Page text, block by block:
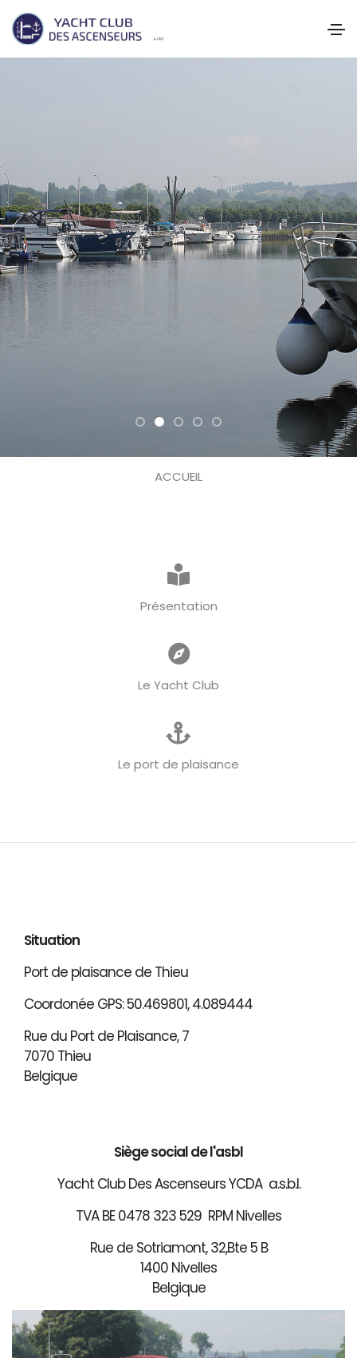
ACCUEIL
Présentation
Le Yacht Club
Le port de plaisance
Situation
Port de plaisance de Thieu
Coordonée GPS: 50.469801, 4.089444
Rue du Port de Plaisance, 7
7070 Thieu
Belgique
Siège social de l'asbl
Yacht Club Des Ascenseurs YCDA a.s.b.l.
TVA BE 0478 323 529 RPM Nivelles
Rue de Sotriamont, 32,Bte 5 B
1400 Nivelles
Belgique